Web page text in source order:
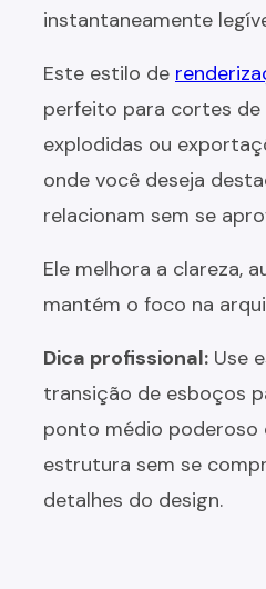
instantaneamente
Este estilo de
perfeito para cortes de
explodidas ou
onde você deseja
relacionam sem se
Ele melhora a clareza,
mantém o foco na
Dica profissional: Use
transição de esboços
ponto médio poderoso
estrutura sem se
detalhes do design.